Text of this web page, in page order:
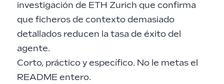
investigación de ETH Zurich que confirma
que ficheros de contexto demasiado
detallados reducen la tasa de éxito del
agente.
Corto, práctico y específico. No le metas el
README entero.